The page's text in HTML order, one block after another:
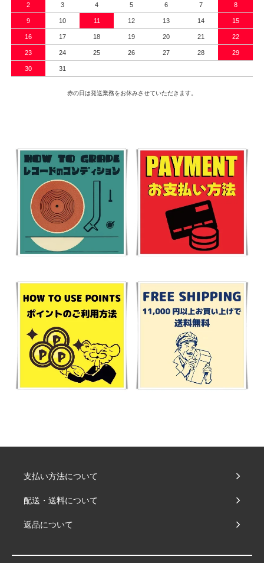
2 3 4 5 6 7 8
9 10 11 12 13 14 15
16 17 18 19 20 21 22
23 24 25 26 27 28 29
30 31
赤の日は発送業務をお休みさせていただきます。
支払い方法について
配送・送料について
返品について